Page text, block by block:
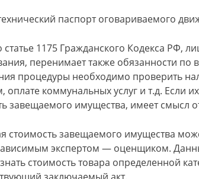
паспорт оговариваемого
статье 1175 Гражданского Кодекса РФ,
перенимает также обязанности
процедуры необходимо проверить
оплате коммунальных услуг и т.д.
завещаемого имущества, имеет смысл
стоимость завещаемого имущества
экспертом — оценщиком.
стоимость товара определенной